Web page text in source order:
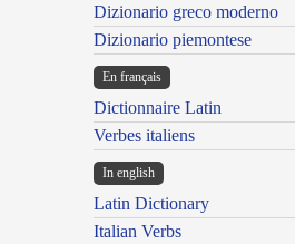
Dizionario greco moderno
Dizionario piemontese
En français
Dictionnaire Latin
Verbes italiens
In english
Latin Dictionary
Italian Verbs